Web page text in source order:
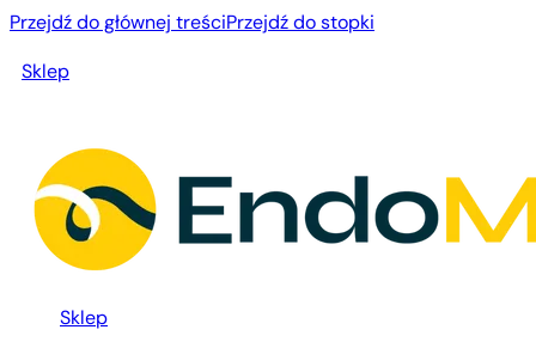
Przejdź do głównej treściPrzejdź do stopki
Sklep
Sklep